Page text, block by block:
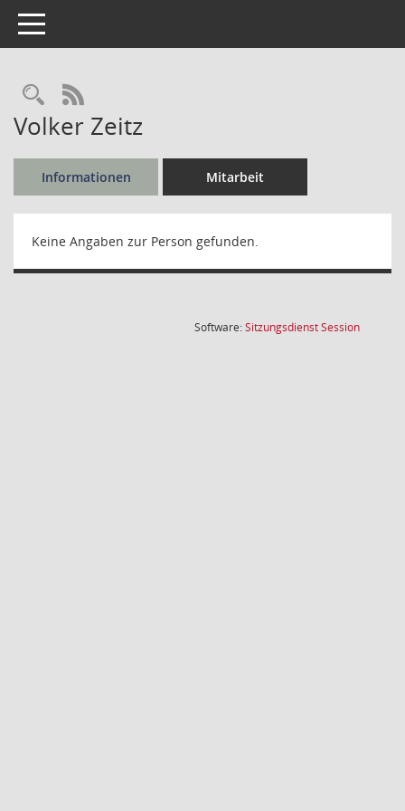
Toggle navigation
Rechercheauswahl
RSS-Feed
Volker Zeitz
Informationen Mitarbeit
Keine Angaben zur Person gefunden.
Software:SitzungsdienstSession(Wird in